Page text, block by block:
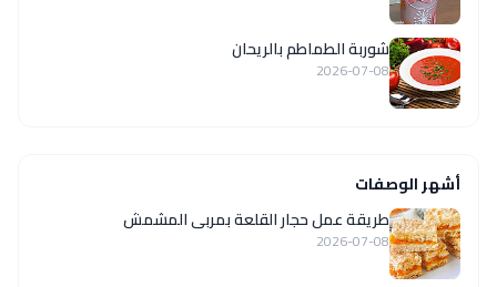
شوربة الطماطم بالريحان
2026-07-08
أشهر الوصفات
طريقة عمل حجار القلعة بمربى المشمش
2026-07-08